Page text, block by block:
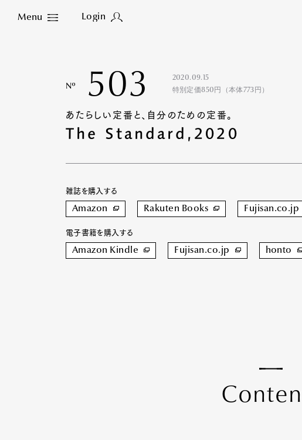
Menu Login
Close
Nº 503
2020.09.15
特別定価850円（本体773円）
あたらしい定番と、自分のための定番。
The Standard,2020
雑誌を購入する
Amazon Rakuten Books Fujisan.co.jp
電子書籍を購入する
Amazon Kindle Fujisan.co.jp honto
Conten